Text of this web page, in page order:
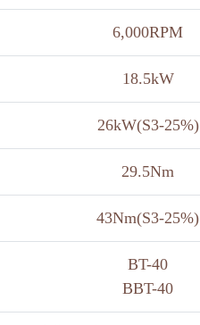
6,000RPM
18.5kW
26kW(S3-25%)
29.5Nm
43Nm(S3-25%)
BT-40
BBT-40